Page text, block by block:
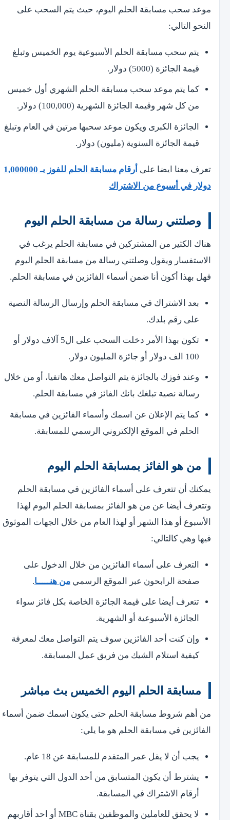
موعد سحب مسابقة الحلم اليوم، حيث يتم السحب على
النحو التالي:
يتم سحب مسابقة الحلم الأسبوعية يوم الخميس وتبلغ
قيمة الجائزة (5000) دولار.
كما يتم موعد سحب مسابقة الحلم الشهري أول خميس
من كل شهر وقيمة الجائزة الشهرية (100,000) دولار.
الجائزة الكبرى ويكون موعد سحبها مرتين في العام وتبلغ
قيمة الجائزة السنوية (مليون) دولار.
تعرف معنا ايضا على
أرقام مسابقة الحلم للفوز بـ 1,000000
دولار في أسبوع من الاشتراك
وصلتني رسالة من مسابقة الحلم اليوم
هناك الكثير من المشتركين في مسابقة الحلم يرغب في
الاستفسار ويقول وصلتني رسالة من مسابقة الحلم اليوم
فهل بهذا أكون أنا ضمن أسماء الفائزين في مسابقة الحلم.
بعد الاشتراك في مسابقة الحلم وإرسال الرسالة النصية
على رقم بلدك.
تكون بهذا الأمر دخلت السحب على ال5 آلاف دولار أو
100 الف دولار أو جائزة المليون دولار.
وعند فوزك بالجائزة يتم التواصل معك هاتفيا، أو من خلال
رسالة نصية تبلغك بانك الفائز في مسابقة الحلم.
كما يتم الإعلان عن اسمك وأسماء الفائزين في مسابقة
الحلم في الموقع الإلكتروني الرسمي للمسابقة.
من هو الفائز بمسابقة الحلم اليوم
يمكنك أن تتعرف على أسماء الفائزين في مسابقة الحلم
وتتعرف أيضا عن من هو الفائز بمسابقة الحلم اليوم لهذا
الأسبوع أو هذا الشهر أو لهذا العام من خلال الجهات الموثوق
فيها وهي كالتالي:
التعرف على أسماء الفائزين من خلال الدخول على
صفحة الرابحون عبر الموقع الرسميمن هنـــــا.
تتعرف أيضا على قيمة الجائزة الخاصة بكل فائز سواء
الجائزة الأسبوعية أو الشهرية.
وإن كنت أحد الفائزين سوف يتم التواصل معك لمعرفة
كيفية استلام الشيك من فريق عمل المسابقة.
مسابقة الحلم اليوم الخميس بث مباشر
من أهم شروط مسابقة الحلم حتى يكون اسمك ضمن أسماء
الفائزين في مسابقة الحلم هو ما يلي:
يجب أن لا يقل عمر المتقدم للمسابقة عن 18 عام.
يشترط أن يكون المتسابق من أحد الدول التي يتوفر بها
أرقام الاشتراك في المسابقة.
لا يحقق للعاملين والموظفين بقناة MBC أو احد أقاربهم